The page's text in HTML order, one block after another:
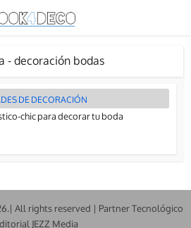
- decoración bodas
DE DECORACIÓN
chic para decorar tu boda
All rights reserved | Partner Tecnológico
JEZZ Media